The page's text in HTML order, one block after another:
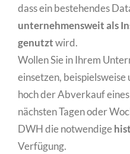
dass ein bestehendes
unternehmensweit als
genutztwird.
Wollen Sie in Ihrem
einsetzen,
hoch der Abverkauf
nächsten Tagen oder
DWH die notwendige
Verfügung.